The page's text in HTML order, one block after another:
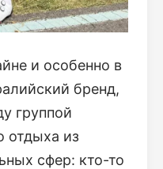
и особенно в
бренд,
группой
отдыха из
сфер: кто-то